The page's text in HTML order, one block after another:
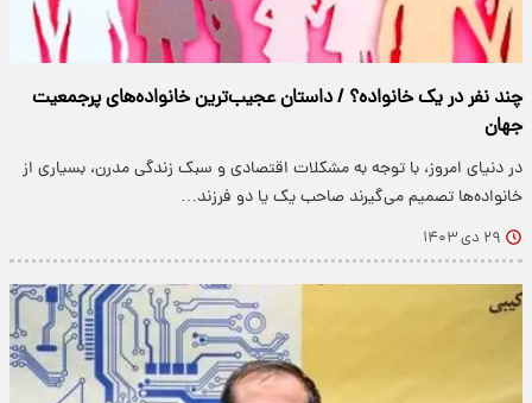
چند نفر در یک خانواده؟ / داستان عجیب‌ترین خانواده‌های پرجمعیت
جهان
در دنیای امروز، با توجه به مشکلات اقتصادی و سبک زندگی مدرن، بسیاری از
خانواده‌ها تصمیم می‌گیرند صاحب یک یا دو فرزند…
۲۹ دی ۱۴۰۳